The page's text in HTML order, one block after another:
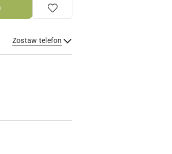
Zostaw telefon
Wyślij